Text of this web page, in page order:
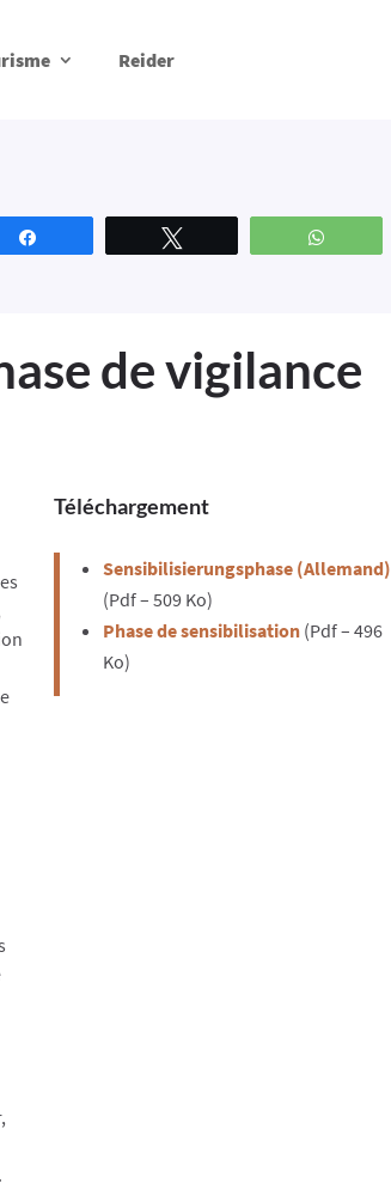
Reider
de vigilance
Téléchargement
Sensibilisierungsphase (Allemand)
(Pdf – 509 Ko)
Phase de sensibilisation (Pdf – 496
Ko)